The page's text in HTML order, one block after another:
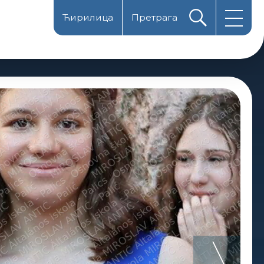
Ћирилица
Latinica
Претрага